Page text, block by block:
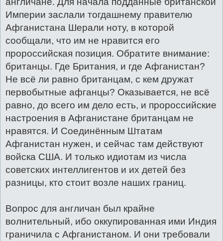
Империи заслали тогдашнему правителю
Афганистана Шерали ноту, в которой
сообщали, что им не нравится его
пророссийская позиция. Обратите внимание:
британцы. Где Британия, и где Афганистан?
Не всё ли равно британцам, с кем дружат
первобытные афганцы? Оказывается, не всё
равно, до всего им дело есть, и пророссийские
настроения в Афганистане британцам не
нравятся. И Соединённым Штатам
Афганистан нужен, и сейчас там действуют
войска США. И только идиотам из числа
советских интеллигентов и их детей без
разницы, кто стоит возле наших границ.
Вопрос для англичан был крайне
волнительный, ибо оккупированная ими Индия
граничила с Афганистаном. И они требовали